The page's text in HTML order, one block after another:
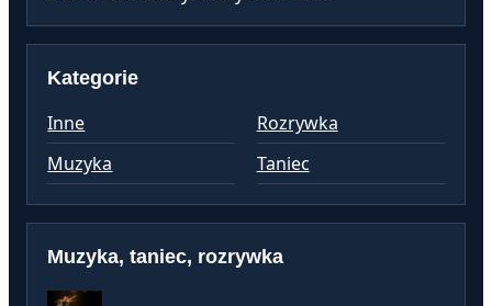
Kategorie
Inne
Muzyka
Rozrywka
Taniec
Muzyka, taniec, rozrywka